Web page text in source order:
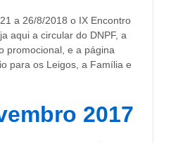
a 26/8/2018 o IX Encontro
aqui a circular do DNPF, a
promocional, e a página
para os Leigos, a Família e
2017